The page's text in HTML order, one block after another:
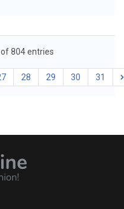
804 entries
28 29 30 31